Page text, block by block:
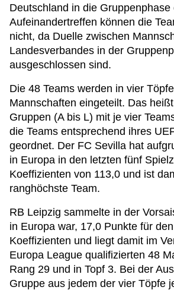
Deutschland in die Gruppenphase
Aufeinandertreffen können die
nicht, da Duelle zwischen
Landesverbandes in der
ausgeschlossen sind.
Die 48 Teams werden in vier
Mannschaften eingeteilt. Das
Gruppen (A bis L) mit je vier
die Teams entsprechend ihres
geordnet. Der FC Sevilla hat
in Europa in den letzten fünf
Koeffizienten von 113,0 und ist
ranghöchste Team.
RB Leipzig sammelte in der
in Europa war, 17,0 Punkte für
Koeffizienten und liegt damit im
Europa League qualifizierten 48
Rang 29 und in Topf 3. Bei der
Gruppe aus jedem der vier Töpfe